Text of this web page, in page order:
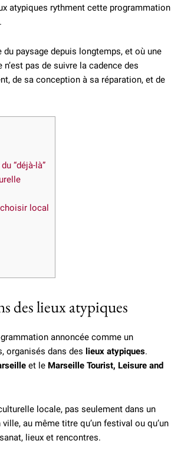
atypiques rythment cette programmation
paysage depuis longtemps, et où une
pas de suivre la cadence des
de sa conception à sa réparation, et de
“déjà-là”
local
des lieux atypiques
annoncée comme un
organisés dans des lieux atypiques.
et le Marseille Tourist, Leisure and
locale, pas seulement dans un
au même titre qu’un festival ou qu’un
lieux et rencontres.